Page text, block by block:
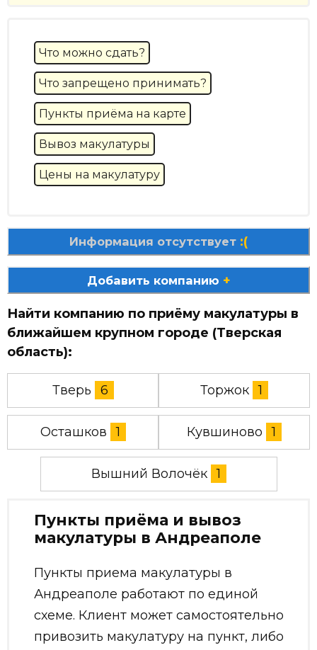
Что можно сдать?
Что запрещено принимать?
Пункты приёма на карте
Вывоз макулатуры
Цены на макулатуру
Информация отсутствует :(
Добавить компанию +
Найти компанию по приёму макулатуры в
ближайшем крупном городе (Тверская
область):
Тверь 6 Торжок 1
Осташков 1 Кувшиново 1
Вышний Волочёк 1
Пункты приёма и вывоз
макулатуры в Андреаполе
Пункты приема макулатуры в
Андреаполе работают по единой
схеме. Клиент может самостоятельно
привозить макулатуру на пункт, либо